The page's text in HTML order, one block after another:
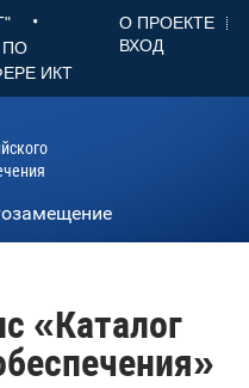
•
ПО
ИКТ
О ПРОЕКТЕ
ВХОД
«Каталог